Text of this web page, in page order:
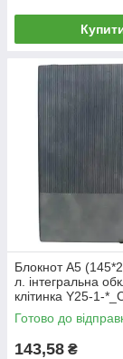
Блокнот А5
л. інтегральна
клітинка Y25-1-
Готово до
143,58 ₴